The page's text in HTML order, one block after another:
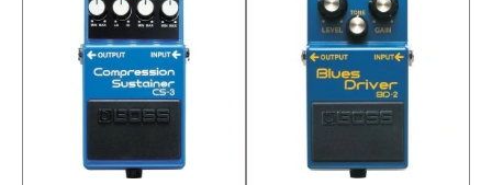
Sottocategoria
Accessori e
Ricambi per